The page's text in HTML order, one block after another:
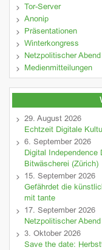
Tor-Server
Anonip
Präsentationen
Winterkongress
Netzpolitischer Abend
Medienmitteilungen
29. August 2026
Echtzeit Digitale
6. September 2026
Digital Independence
Bitwäscherei (Zürich)
15. September 2026
Gefährdet die
mit tante
17. September 2026
Netzpolitischer
3. Oktober 2026
Save the date: